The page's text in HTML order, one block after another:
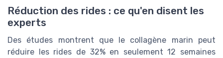
Réduction des rides : ce qu'en disent les
experts
Des études montrent que le collagène marin peut
réduire les rides de 32% en seulement 12 semaines